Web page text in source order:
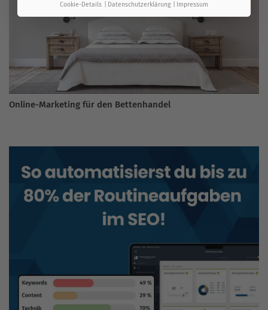
Online-Marketing für den Bettenhandel
Cookie-Details
Datenschutzerklärung Impressum